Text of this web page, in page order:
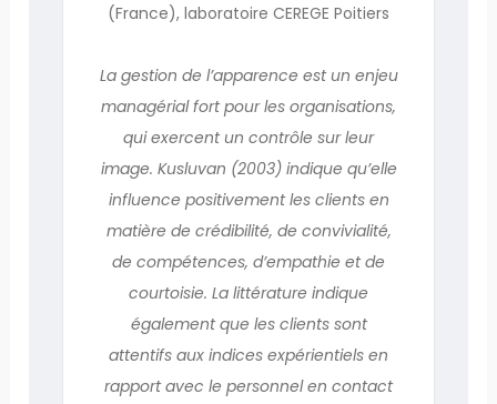
(France), laboratoire CEREGE Poitiers
La gestion de l’apparence est un enjeu
managérial fort pour les organisations,
qui exercent un contrôle sur leur
image. Kusluvan (2003) indique qu’elle
influence positivement les clients en
matière de crédibilité, de convivialité,
de compétences, d’empathie et de
courtoisie. La littérature indique
également que les clients sont
attentifs aux indices expérientiels en
rapport avec le personnel en contact